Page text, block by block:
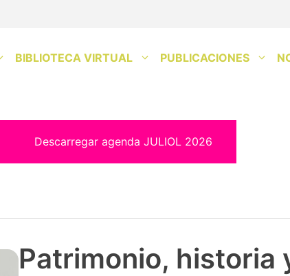
BIBLIOTECA VIRTUAL PUBLICACIONES
Descarregar agenda JULIOL 2026
Patrimonio, historia